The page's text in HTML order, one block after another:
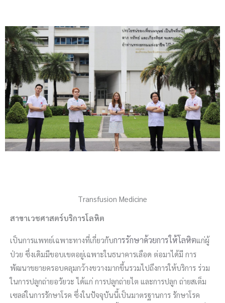
Transfusion Medicine
สาขาเวชศาสตร์บริการโลหิต
เป็นการแพทย์เฉพาะทางที่เกี่ยวกับการรักษาด้วยการให้โลหิตแก่ผู้
ป่วย ซึ่งเดิมมีขอบเขตอยู่เฉพาะในธนาคารเลือด ต่อมาได้มี การ
พัฒนาขยายครอบคลุมกว้างขวางมากขึ้นรวมไปถึงการให้บริการ ร่วม
ในการปลูกถ่ายอวัยวะ ได้แก่ การปลูกถ่ายไต และการปลูก ถ่ายสเต็ม
เซลล์ในการรักษาโรค ซึ่งในปัจจุบันนี้เป็นมาตรฐานการ รักษาโรค